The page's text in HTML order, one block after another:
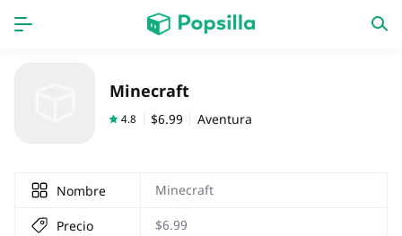
Minecraft
4.8 $6.99 Aventura
Nombre Minecraft
Precio $6.99